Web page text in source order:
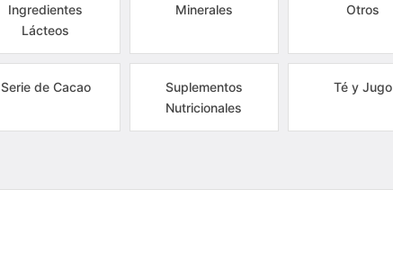
Ingredientes
Lácteos
Minerales Otros
Serie de Cacao
Suplementos
Nutricionales
Té y Jugo